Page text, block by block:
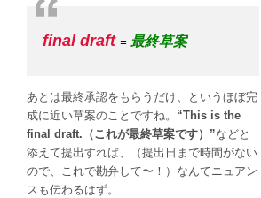
final draft = 最終草案
あとは最終承認をもらうだけ、というほぼ完
成に近い草案のことですね。 “This is the
final draft.（これが最終草案です）”などと
添えて提出すれば、（提出日まで時間がない
ので、これで勘弁して〜！）なんてニュアン
スも伝わるはず。